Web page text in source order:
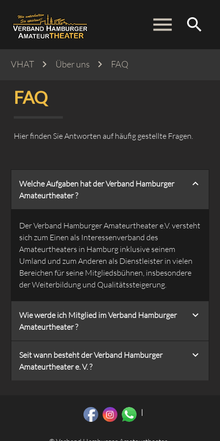
menu search
VHAT Über uns FAQ
FAQ
Hier finden Sie Antworten auf häufig gestellte Fragen.
Welche Aufgaben hat der Verband Hamburger
Amateurtheater ?
Der Verband Hamburger Amateurtheater e.V. versteht
sich zum Einen als Interessenverband des
Amateurtheaters in Hamburg inklusive seinem
Umland und zum Anderen als Dienstleister in vielen
Bereichen für seine Mitgliedsbühnen, insbesondere
der Weiterbildung und Qualitätssteigerung.
Wie werde ich Mitglied im Verband Hamburger
Amateurtheater ?
Seit wann besteht der Verband Hamburger
Amateurtheater e. V. ?